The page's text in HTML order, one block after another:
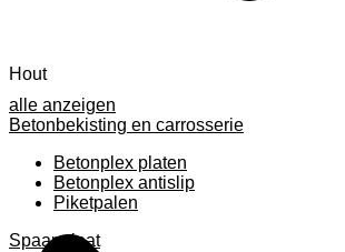
alle anzeigen
Betonbekisting en carrosserie
Betonplex platen
Betonplex antislip
Piketpalen
Spaanplaat
Hout